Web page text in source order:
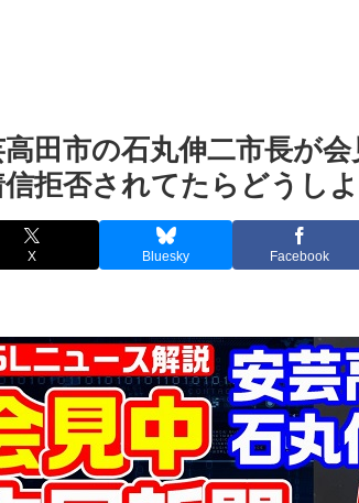
田市の石丸伸二市長が
信拒否されてたらどうし
X Bluesky Facebook